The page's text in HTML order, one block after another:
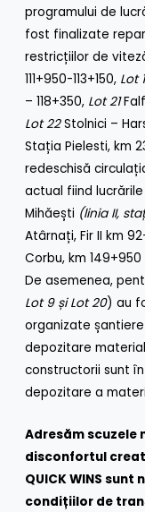
programului de
fost finalizate
restricțiilor de
111+950-113+150, Lot
– 118+350, Lot 21
Lot 22Stolnici –
Stația Pielesti, km
redeschisă
actual fiind
Mihăești (linia II,
Atârnați, Fir II km
Corbu, km
De asemenea,
Lot 9 și Lot 20) au
organizate
depozitare
constructorii sunt
depozitare a
Adresăm
disconfortul
QUICK WINSsunt
condițiilor de